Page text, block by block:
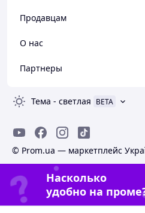
Продавцам
О нас
Партнеры
Тема - светлая BETA
© Prom.ua — маркетплейс
Насколько
удобно на